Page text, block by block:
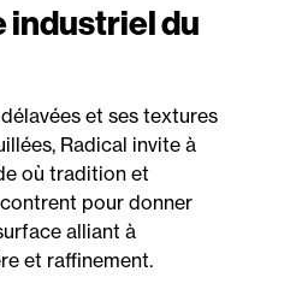
industriel du
et ses textures
Radical invite à
où tradition et
pour donner
alliant à
et raffinement.